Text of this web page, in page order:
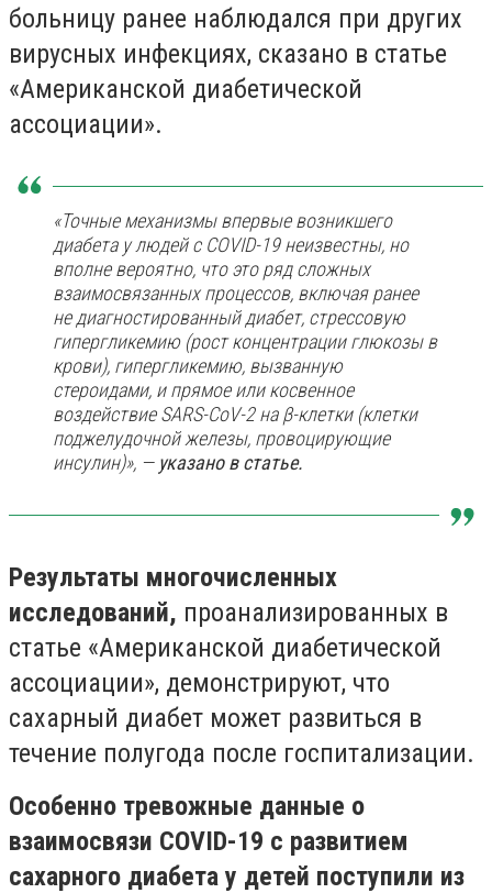
больницу ранее наблюдался при других
вирусных инфекциях, сказано в статье
«Американской диабетической
ассоциации».
«Точные механизмы впервые возникшего
диабета у людей с COVID-19 неизвестны, но
вполне вероятно, что это ряд сложных
взаимосвязанных процессов, включая ранее
не диагностированный диабет, стрессовую
гипергликемию (рост концентрации глюкозы в
крови), гипергликемию, вызванную
стероидами, и прямое или косвенное
воздействие SARS-CoV-2 на β-клетки (клетки
поджелудочной железы, провоцирующие
инсулин)», —указано в статье.
Результаты многочисленных
исследований, проанализированных в
статье «Американской диабетической
ассоциации», демонстрируют, что
сахарный диабет может развиться в
течение полугода после госпитализации.
Особенно тревожные данные о
взаимосвязи COVID-19 с развитием
сахарного диабета у детей поступили из